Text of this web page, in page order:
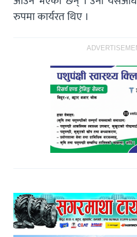
रुपमा कार्यरत थिए ।